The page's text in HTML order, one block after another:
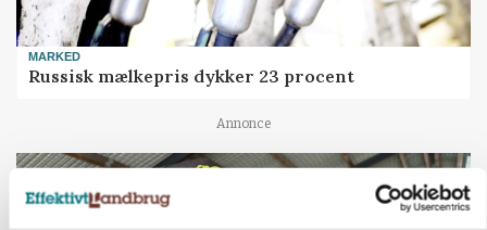
MARKED
Russisk mælkepris dykker 23 procent
Annonce